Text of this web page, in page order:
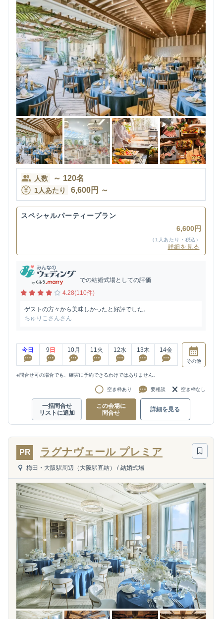
人数 ～ 120名
1人あたり 6,600円 ～
スペシャルパーティープラン
6,600円
（1人あたり・税込）
詳細を見る
での結婚式場としての評価
4.28(110件)
ゲストの方々から美味しかったと好評でした。
ちゅりこさんさん
今日 9 日 10月 11火 12水 13木 14金
その他
※問合せ可の場合でも、確実に予約できるわけではありません。
空き枠あり 要相談 空き枠なし
一括問合せ
リストに追加
この会場に
問合せ
詳細を見る
PR ラグナヴェール プレミア
梅田・大阪駅周辺（大阪駅直結） / 結婚式場